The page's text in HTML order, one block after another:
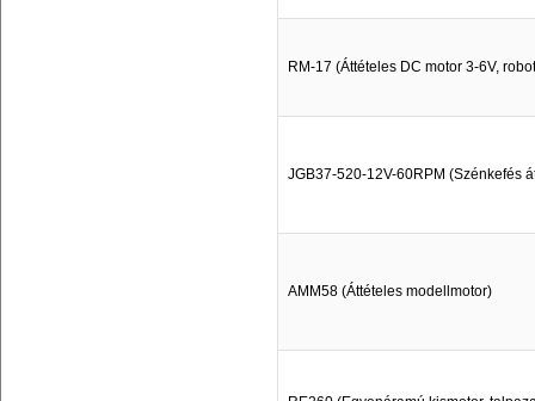
RM-17 (Áttételes DC motor 3-6V,
JGB37-520-12V-60RPM (Szénkefés
AMM58 (Áttételes modellmotor)